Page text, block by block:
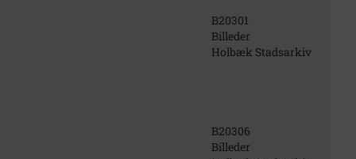
B20301
Billeder
Holbæk Stadsarkiv
B20306
Billeder